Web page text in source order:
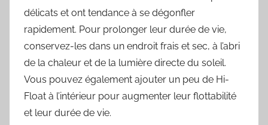
délicats et ont tendance à se dégonfler
rapidement. Pour prolonger leur durée de vie,
conservez-les dans un endroit frais et sec, à l’abri
de la chaleur et de la lumière directe du soleil.
Vous pouvez également ajouter un peu de Hi-
Float à l’intérieur pour augmenter leur flottabilité
et leur durée de vie.